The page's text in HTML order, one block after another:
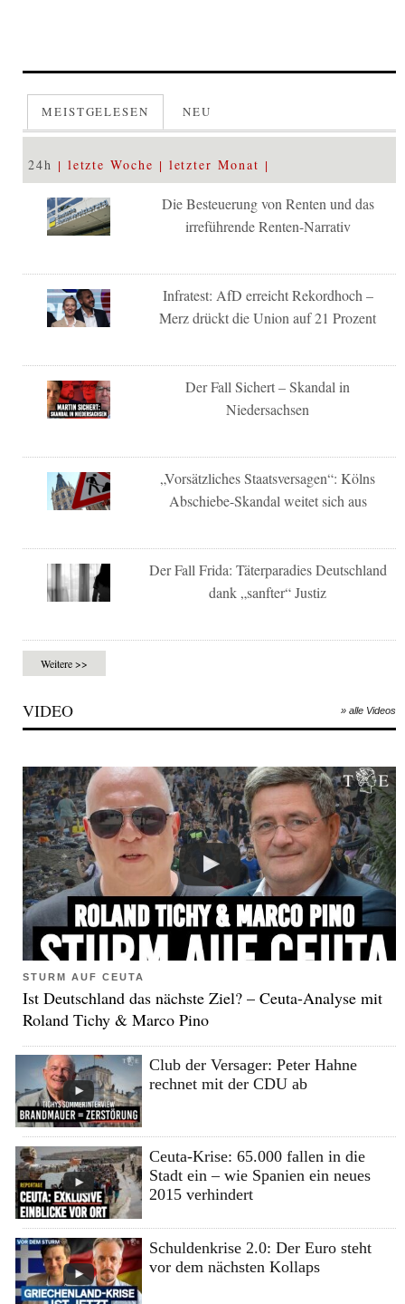
MEISTGELESEN NEU
24h letzte Woche letzter Monat
Die Besteuerung von Renten und das
irreführende Renten-Narrativ
Infratest: AfD erreicht Rekordhoch –
Merz drückt die Union auf 21 Prozent
Der Fall Sichert – Skandal in
Niedersachsen
„Vorsätzliches Staatsversagen“: Kölns
Abschiebe-Skandal weitet sich aus
Der Fall Frida: Täterparadies Deutschland
dank „sanfter“ Justiz
Weitere >>
VIDEO » alle Videos
STURM AUF CEUTA
Ist Deutschland das nächste Ziel? – Ceuta-Analyse mit
Roland Tichy & Marco Pino
Club der Versager: Peter Hahne
rechnet mit der CDU ab
Ceuta-Krise: 65.000 fallen in die
Stadt ein – wie Spanien ein neues
2015 verhindert
Schuldenkrise 2.0: Der Euro steht
vor dem nächsten Kollaps